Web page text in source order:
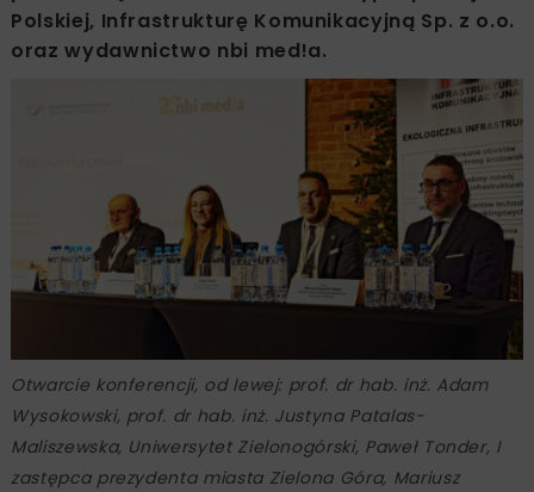
Polskiej, Infrastrukturę Komunikacyjną Sp. z o.o.
oraz wydawnictwo nbi med!a.
Otwarcie konferencji, od lewej: prof. dr hab. inż. Adam
Wysokowski, prof. dr hab. inż. Justyna Patalas-
Maliszewska, Uniwersytet Zielonogórski, Paweł Tonder, I
zastępca prezydenta miasta Zielona Góra, Mariusz